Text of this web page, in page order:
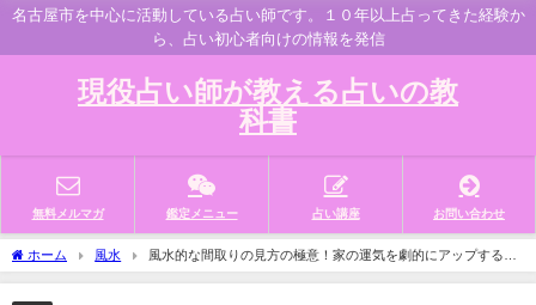
名古屋市を中心に活動している占い師です。１０年以上占ってきた経験か
ら、占い初心者向けの情報を発信
現役占い師が教える占いの教
科書
無料メルマガ 鑑定メニュー 占い講座 お問い合わせ
ホーム 風水
風水的な間取りの見方の極意！家の運気を劇的にアップする方
法